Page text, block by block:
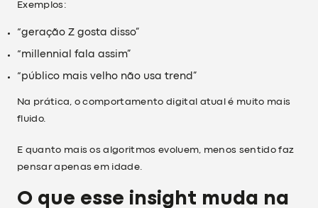
Exemplos:
“geração Z gosta disso”
“millennial fala assim”
“público mais velho não usa trend”
Na prática, o comportamento digital atual é muito mais
fluido.
E quanto mais os algoritmos evoluem, menos sentido faz
pensar apenas em idade.
O que esse insight muda na